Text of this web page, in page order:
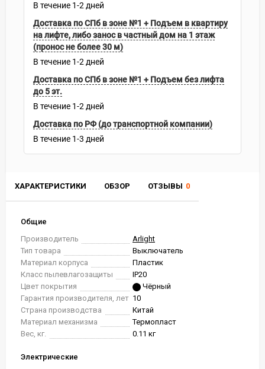
ХАРАКТЕРИСТИКИ ОБЗОР ОТЗЫВЫ 0
Общие
Производитель
Arlight
Тип товара
Выключатель
Материал корпуса
Пластик
Класс пылевлагозащиты
IP20
Цвет покрытия
Чёрный
Гарантия производителя, лет 10
Страна производства
Китай
Материал механизма
Термопласт
Вес, кг.
0.11 кг
Электрические
В течение 1-2 дней
Доставка по СПб в зоне №1 + Подъем в квартиру
на лифте, либо занос в частный дом на 1 этаж
(пронос не более 30 м)
В течение 1-2 дней
Доставка по СПб в зоне №1 + Подъем без лифта
до 5 эт.
В течение 1-2 дней
Доставка по РФ (до транспортной компании)
В течение 1-3 дней